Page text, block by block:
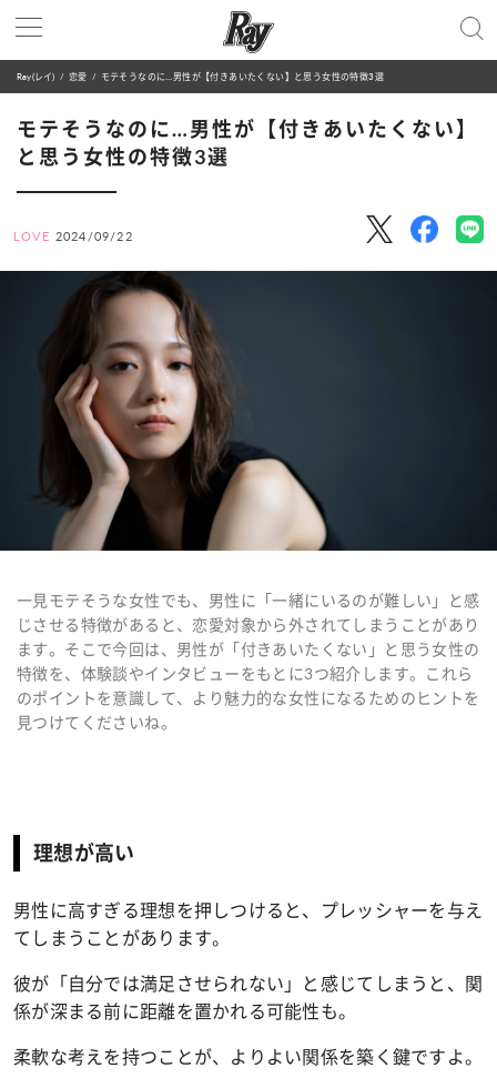
Ray(レイ) 恋愛 モテそうなのに…男性が【付きあいたくない】と思う女性の特徴3選
モテそうなのに…男性が【付きあいたくない】
と思う女性の特徴3選
LOVE 2024/09/22
一見モテそうな女性でも、男性に「一緒にいるのが難しい」と感
じさせる特徴があると、恋愛対象から外されてしまうことがあり
ます。そこで今回は、男性が「付きあいたくない」と思う女性の
特徴を、 体験談やインタビューをもとに3つ紹介します。これら
のポイントを意識して、より魅力的な女性になるためのヒントを
見つけてくださいね。
理想が高い
男性に高すぎる理想を押しつけると、プレッシャーを与え
てしまうことがあります。
彼が「自分では満足させられない」と感じてしまうと、関
係が深まる前に距離を置かれる可能性も。
柔軟な考えを持つことが、よりよい関係を築く鍵ですよ。